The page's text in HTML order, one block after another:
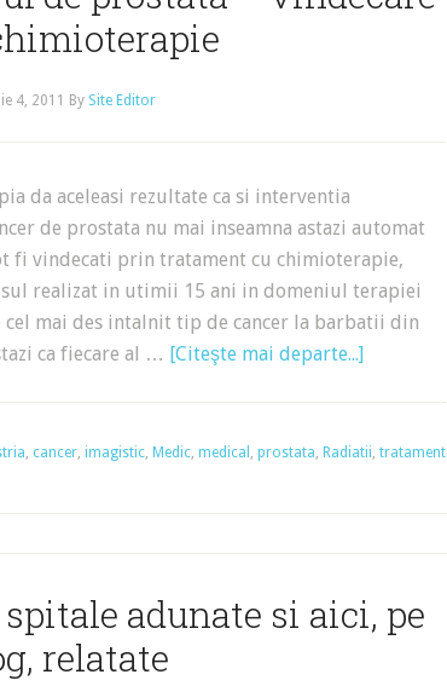
4, 2011 By Site Editor
da aceleasi rezultate ca si interventia
de prostata nu mai inseamna astazi automat
fi vindecati prin tratament cu chimioterapie,
realizat in utimii 15 ani in domeniul terapiei
mai des intalnit tip de cancer la barbatii din
ca fiecare al … [Citeşte mai departe...]
, cancer, imagistic, Medic, medical , prostata, Radiatii, tratament
adunate si aici, pe
relatate